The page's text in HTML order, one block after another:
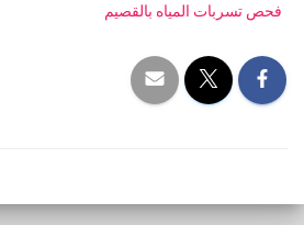
فحص تسربات المياه بالقصيم